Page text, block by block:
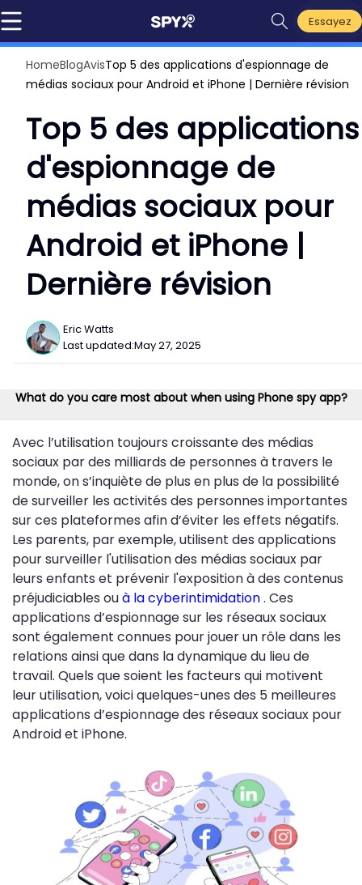
Essayez
HomeBlogAvisTop 5 des applications d'espionnage de
médias sociaux pour Android et iPhone | Dernière révision
Top 5 des applications
d'espionnage de
médias sociaux pour
Android et iPhone |
Dernière révision
Eric Watts
Last updated:May 27, 2025
What do you care most about when using Phone spy app?
Avec l’utilisation toujours croissante des médias
sociaux par des milliards de personnes à travers le
monde, on s’inquiète de plus en plus de la possibilité
de surveiller les activités des personnes importantes
sur ces plateformes afin d’éviter les effets négatifs.
Les parents, par exemple, utilisent des applications
pour surveiller l'utilisation des médias sociaux par
leurs enfants et prévenir l'exposition à des contenus
préjudiciables ouà la cyberintimidation. Ces
applications d’espionnage sur les réseaux sociaux
sont également connues pour jouer un rôle dans les
relations ainsi que dans la dynamique du lieu de
travail. Quels que soient les facteurs qui motivent
leur utilisation, voici quelques-unes des 5 meilleures
applications d’espionnage des réseaux sociaux pour
Android et iPhone.